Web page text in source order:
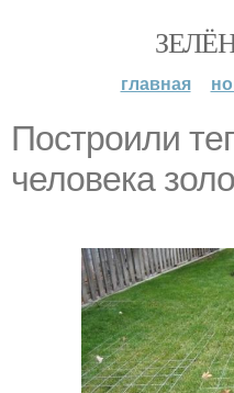
главная
Построили
человека